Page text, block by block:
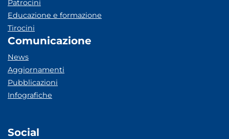
Patrocini
Educazione e formazione
Tirocini
Comunicazione
News
Aggiornamenti
Pubblicazioni
Infografiche
Social